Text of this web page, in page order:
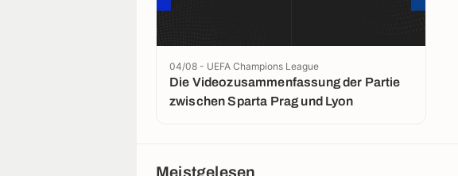
Die Videozusammenfassung der Partie
zwischen Sparta Prag und Lyon
04/08 - UEFA Champions League
Meistgelesen